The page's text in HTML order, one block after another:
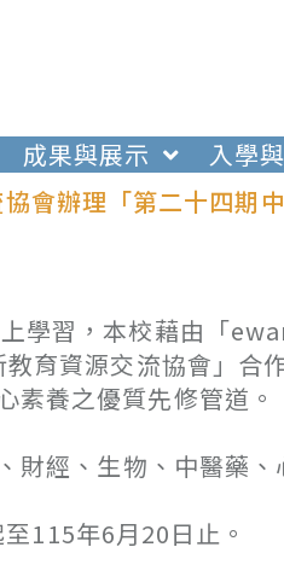
成果與展示 入學
會辦理「第二十四期
學習，本校藉由「
教育資源交流協會」
素養之優質先修管道。
經、生物、中醫藥、
115年6月20日止。